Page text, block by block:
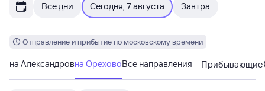
Все дни Сегодня, 7 августа Завтра
Отправление и прибытие по московскому времени
на Александровна ОреховоВсе направления Прибывающие